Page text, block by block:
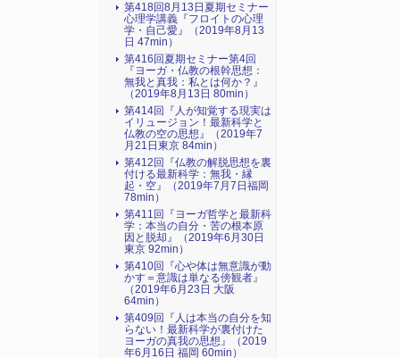
第418回8月13日夏期セミナー
心理学講義『フロイトの心理
学・自己愛』（2019年8月13
日 47min）
第416回夏期セミナー第4回
『ヨーガ・仏教の根幹思想：
無我と真我：私とは何か？』
（2019年8月13日 80min）
第414回『人が知覚する現実は
イリュージョン！最新科学と
仏教の空の思想』（2019年7
月21日東京 84min）
第412回『仏教の解脱思想を裏
付ける最新科学：無我・縁
起・空』（2019年7月7日福岡
78min）
第411回『ヨーガ哲学と最新科
学：本当の自分・苦の根本原
因と脱却』（2019年6月30日
東京 92min）
第410回『心や体は無意識が動
かす＝意識は単なる傍観者』
（2019年6月23日 大阪
64min）
第409回『人は本当の自分を知
らない！最新科学が裏付けた
ヨーガの真我の思想』（2019
年6月16日 福岡 60min）